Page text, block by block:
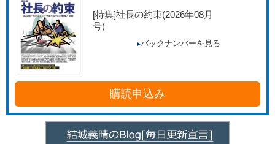
[特集]社長の約束(2026年08月
号)
バックナンバーを見る
購読申込み